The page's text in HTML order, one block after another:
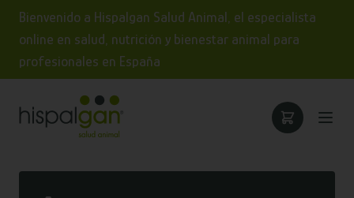
Bienvenido a Hispalgan Salud Animal, el especialista
online en salud, nutrición y bienestar animal para
profesionales en España